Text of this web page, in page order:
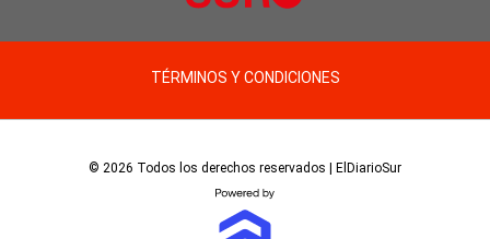
TÉRMINOS Y CONDICIONES
© 2026 Todos los derechos reservados | ElDiarioSur